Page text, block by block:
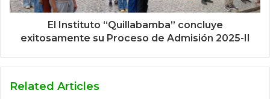
El Instituto “Quillabamba” concluye
exitosamente su Proceso de Admisión 2025-II
Related Articles